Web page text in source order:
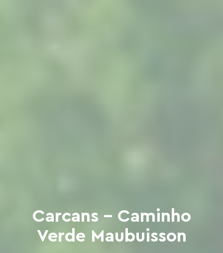
Carcans - Caminho
Verde Maubuisson